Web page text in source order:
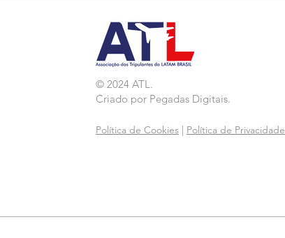
© 2024 ATL.
Criado por Pegadas Digitais.
Política de Cookies Política de Privacidade